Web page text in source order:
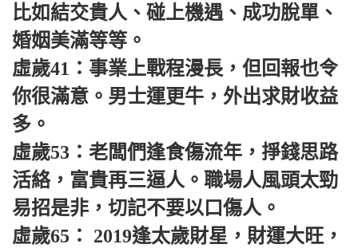
比如結交貴人、碰上機遇、成功脫單、
婚姻美滿等等。
虛歲41：事業上戰程漫長，但回報也令
你很滿意。男士運更牛，外出求財收益
多。
虛歲53：老闆們逢食傷流年，掙錢思路
活絡，富貴再三逼人。職場人風頭太勁
易招是非，切記不要以口傷人。
虛歲65： 2019逢太歲財星，財運大旺，